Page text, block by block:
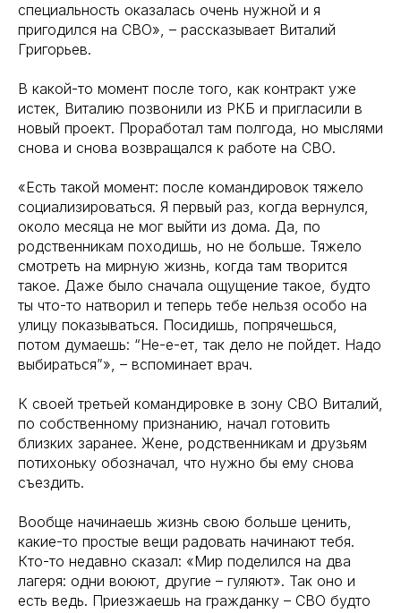
специальность оказалась очень нужной и я
пригодился на СВО», – рассказывает Виталий
Григорьев.
В какой-то момент после того, как контракт уже
истек, Виталию позвонили из РКБ и пригласили в
новый проект. Проработал там полгода, но мыслями
снова и снова возвращался к работе на СВО.
«Есть такой момент: после командировок тяжело
социализироваться. Я первый раз, когда вернулся,
около месяца не мог выйти из дома. Да, по
родственникам походишь, но не больше. Тяжело
смотреть на мирную жизнь, когда там творится
такое. Даже было сначала ощущение такое, будто
ты что-то натворил и теперь тебе нельзя особо на
улицу показываться. Посидишь, попрячешься,
потом думаешь: “Не-е-ет, так дело не пойдет. Надо
выбираться”», – вспоминает врач.
К своей третьей командировке в зону СВО Виталий,
по собственному признанию, начал готовить
близких заранее. Жене, родственникам и друзьям
потихоньку обозначал, что нужно бы ему снова
съездить.
Вообще начинаешь жизнь свою больше ценить,
какие-то простые вещи радовать начинают тебя.
Кто-то недавно сказал: «Мир поделился на два
лагеря: одни воюют, другие – гуляют». Так оно и
есть ведь. Приезжаешь на гражданку – СВО будто